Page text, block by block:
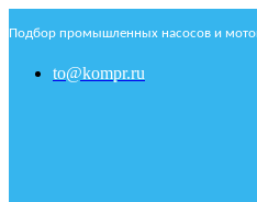
Подбор промышленных насосов и
to@kompr.ru